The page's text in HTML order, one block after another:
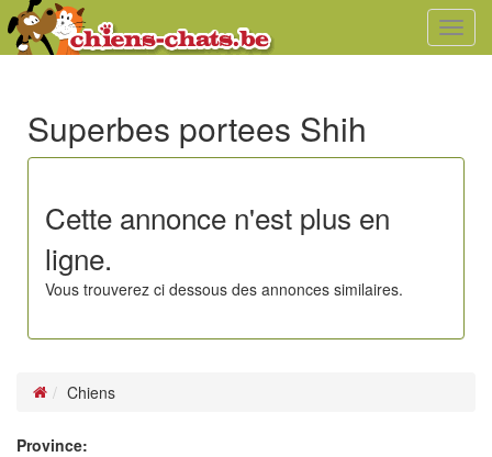
Superbes portees Shih
Cette annonce n'est plus en
ligne.
Vous trouverez ci dessous des annonces similaires.
Chiens
Province: